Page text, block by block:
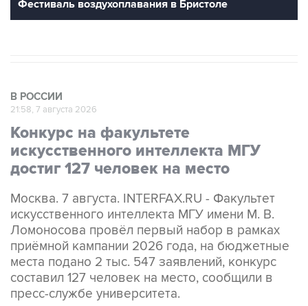
Фестиваль воздухоплавания в Бристоле
В РОССИИ
21:58, 7 августа 2026
Конкурс на факультете
искусственного интеллекта МГУ
достиг 127 человек на место
Москва. 7 августа. INTERFAX.RU - Факультет
искусственного интеллекта МГУ имени М. В.
Ломоносова провёл первый набор в рамках
приёмной кампании 2026 года, на бюджетные
места подано 2 тыс. 547 заявлений, конкурс
составил 127 человек на место, сообщили в
пресс-службе университета.